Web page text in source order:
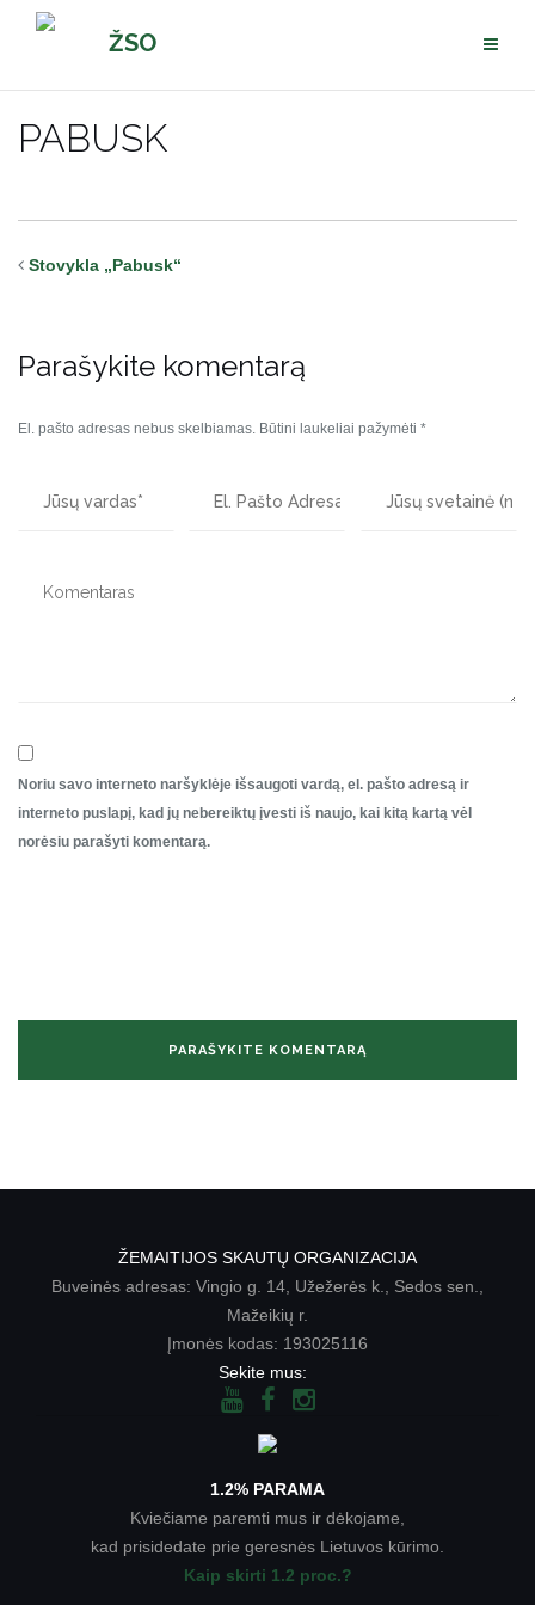
Pereiti
ŽSO
PABUSK
Stovykla „Pabusk“
Parašykite komentarą
El. pašto adresas nebus skelbiamas. Būtini laukeliai pažymėti *
Noriu savo interneto naršyklėje išsaugoti vardą, el. pašto adresą ir
interneto puslapį, kad jų nebereiktų įvesti iš naujo, kai kitą kartą vėl
norėsiu parašyti komentarą.
ŽEMAITIJOS SKAUTŲ ORGANIZACIJA
Buveinės adresas: Vingio g. 14, Užežerės k., Sedos sen.,
Mažeikių r.
Įmonės kodas: 193025116
Sekite mus:
1.2% PARAMA
Kviečiame paremti mus ir dėkojame,
kad prisidedate prie geresnės Lietuvos kūrimo.
Kaip skirti 1.2 proc.?